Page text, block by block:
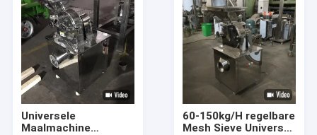
Universele
Maalmachine
60-150kg/H regelbare
Mesh Sieve Universal